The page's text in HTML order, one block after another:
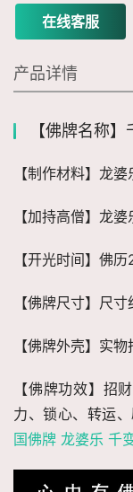
在线客服
产品详情
【佛牌名称
【制作材料】龙
【加持高僧】龙
【开光时间】佛
【佛牌尺寸】尺
【佛牌外壳】实物
【佛牌功效】招
力、锁心、转运
国佛牌 龙婆乐 千